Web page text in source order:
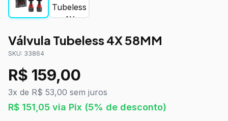
Válvula Tubeless 4X 58MM
SKU: 33864
R$ 159,00
3x de R$ 53,00 sem juros
R$ 151,05 via Pix (5% de desconto)